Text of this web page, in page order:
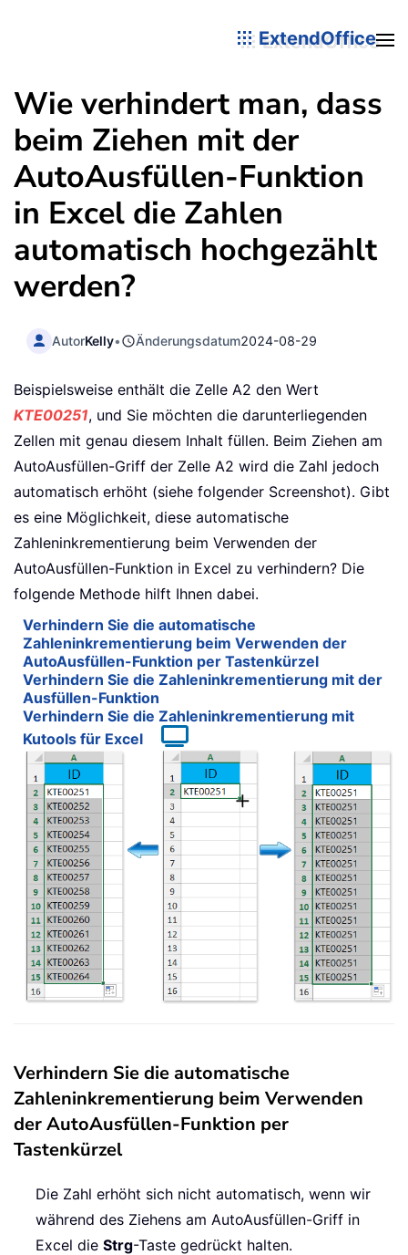
ExtendOffice
Wie verhindert man, dass
beim Ziehen mit der
AutoAusfüllen-Funktion
in Excel die Zahlen
automatisch hochgezählt
werden?
AutorKelly• Änderungsdatum2024-08-29
Beispielsweise enthält die Zelle A2 den Wert
KTE00251, und Sie möchten die darunterliegenden
Zellen mit genau diesem Inhalt füllen. Beim Ziehen am
AutoAusfüllen-Griff der Zelle A2 wird die Zahl jedoch
automatisch erhöht (siehe folgender Screenshot). Gibt
es eine Möglichkeit, diese automatische
Zahleninkrementierung beim Verwenden der
AutoAusfüllen-Funktion in Excel zu verhindern? Die
folgende Methode hilft Ihnen dabei.
Verhindern Sie die automatische
Zahleninkrementierung beim Verwenden der
AutoAusfüllen-Funktion per Tastenkürzel
Verhindern Sie die Zahleninkrementierung mit der
Ausfüllen-Funktion
Verhindern Sie die Zahleninkrementierung mit
Kutools für Excel
Verhindern Sie die automatische
Zahleninkrementierung beim Verwenden
der AutoAusfüllen-Funktion per
Tastenkürzel
Die Zahl erhöht sich nicht automatisch, wenn wir
während des Ziehens am AutoAusfüllen-Griff in
Excel die Strg-Taste gedrückt halten.